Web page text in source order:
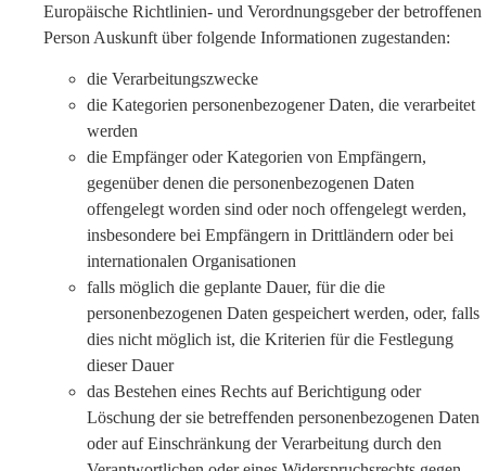
Europäische Richtlinien- und Verordnungsgeber der betroffenen
Person Auskunft über folgende Informationen zugestanden:
die Verarbeitungszwecke
die Kategorien personenbezogener Daten, die verarbeitet
werden
die Empfänger oder Kategorien von Empfängern,
gegenüber denen die personenbezogenen Daten
offengelegt worden sind oder noch offengelegt werden,
insbesondere bei Empfängern in Drittländern oder bei
internationalen Organisationen
falls möglich die geplante Dauer, für die die
personenbezogenen Daten gespeichert werden, oder, falls
dies nicht möglich ist, die Kriterien für die Festlegung
dieser Dauer
das Bestehen eines Rechts auf Berichtigung oder
Löschung der sie betreffenden personenbezogenen Daten
oder auf Einschränkung der Verarbeitung durch den